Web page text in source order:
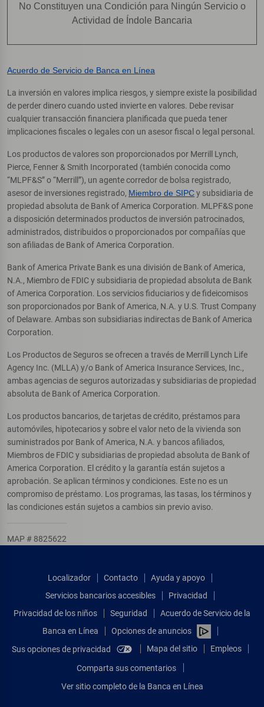
No Constituyen una Condición para Ningún Servicio o
Actividad de Índole Bancaria
Acuerdo de Servicio de Banca en Línea
La inversión en valores implica riesgos, y siempre existe la posibilidad
de perder dinero cuando usted invierte en valores. Debe revisar
cualquier transacción financiera planificada que pueda tener
implicaciones fiscales o legales con un asesor fiscal o legal personal.
Los productos de valores son proporcionados por Merrill Lynch,
Pierce, Fenner & Smith Incorporated (también conocida como
“MLPF&S” o “Merrill”), un agente corredor de bolsa registrado,
asesor de inversiones registrado, Miembro de SIPCy subsidiaria de
propiedad absoluta de Bank of America Corporation. MLPF&S pone
a disposición determinados productos de inversión patrocinados,
administrados, distribuidos o proporcionados por compañías que
son afiliadas de Bank of America Corporation.
Bank of America Private Bank es una división de Bank of America,
N.A., Miembro de FDIC y subsidiaria de propiedad absoluta de Bank
of America Corporation. Los servicios fiduciarios y de fideicomisos
son proporcionados por Bank of America, N.A. y U.S. Trust Company
of Delaware. Ambas son subsidiarias indirectas de Bank of America
Corporation.
Los Productos de Seguros se ofrecen a través de Merrill Lynch Life
Agency Inc. (MLLA) y/o Bank of America Insurance Services, Inc.,
ambas agencias de seguros autorizadas y subsidiarias de propiedad
absoluta de Bank of America Corporation.
Los productos bancarios, de tarjetas de crédito, préstamos para
automóviles, hipotecarios y sobre el valor neto de la vivienda son
suministrados por Bank of America, N.A. y bancos afiliados,
Miembros de FDIC y subsidiarias de propiedad absoluta de Bank of
America Corporation. El crédito y la garantía están sujetos a
aprobación. Se aplican términos y condiciones. Este no es un
compromiso de préstamo. Los programas, las tasas, los términos y
las condiciones están sujetos a cambios sin previo aviso.
MAP # 8825622
Localizador Contacto
Ayuda y apoyo
Servicios bancarios accesibles
Privacidad
Privacidad de los niños
Seguridad
Acuerdo de Servicio de la
Banca en Línea
Opciones de anuncios
Sus opciones de privacidad
Mapa del sitio Empleos
Comparta sus comentarios
Ver sitio completo de la Banca en Línea